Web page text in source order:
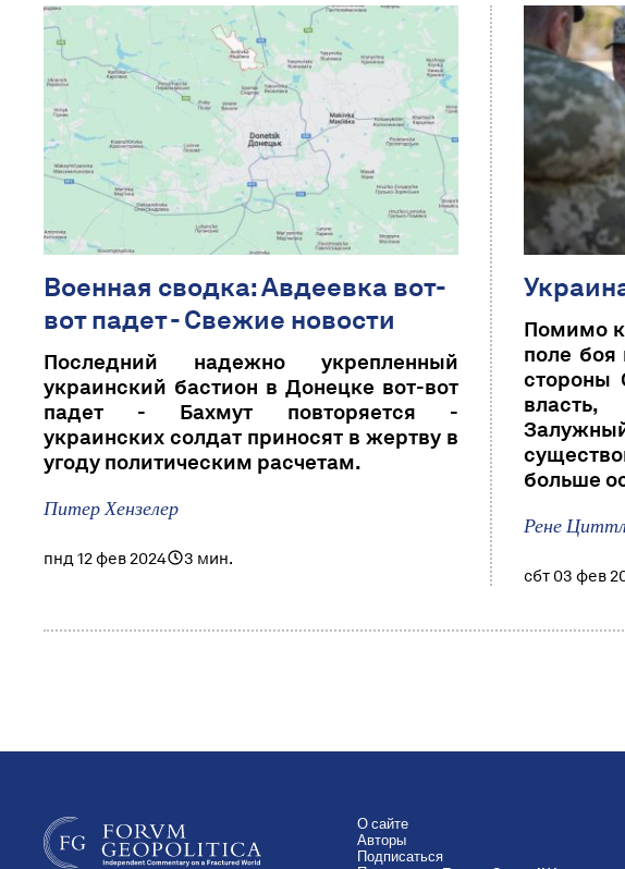
Военная сводка: Авдеевка вот-
вот падет - Свежие новости
Последний надежно укрепленный
украинский бастион в Донецке вот-вот
падет - Бахмут повторяется -
украинских солдат приносят в жертву в
угоду политическим расчетам.
Питер Хензелер
пнд 12 фев 2024 3 мин.
Помимо
поле
стороны
больше
Рене
сбт 03 фев
О сайте
Авторы
Подписаться